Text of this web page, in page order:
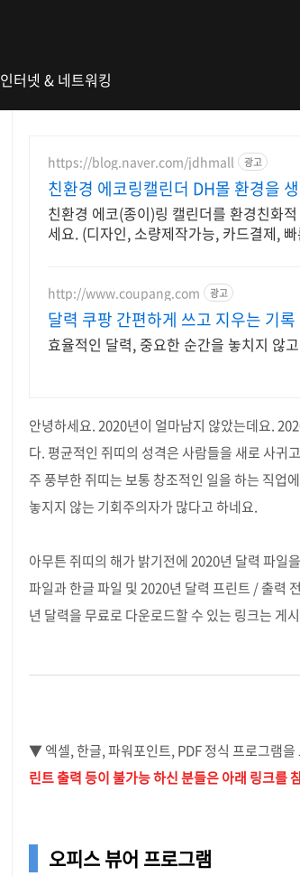
인터넷 & 네트워킹
https://blog.naver.com/jdhmall 광고
친환경 에코링캘린더 DH몰 환경을
친환경 에코(종이)링 캘린더를 환경친화
세요. (디자인, 소량제작가능, 카드결제,
http://www.coupang.com 광고
달력 쿠팡 간편하게 쓰고 지우는 기록
효율적인 달력, 중요한 순간을 놓치지 않
안녕하세요. 2020년이 얼마남지 않았는데요.
다. 평균적인 쥐띠의 성격은 사람들을 새로 사귀
주 풍부한 쥐띠는 보통 창조적인 일을 하는 직업
놓지지 않는 기회주의자가 많다고 하네요.
아무튼 쥐띠의 해가 밝기전에 2020년 달력 파일
파일과 한글 파일 및 2020년 달력 프린트 / 출력
년 달력을 무료로 다운로드할 수 있는 링크는 게
▼ 엑셀, 한글, 파워포인트, PDF 정식 프로그램을
린트 출력 등이 불가능 하신 분들은 아래 링크를
오피스 뷰어 프로그램